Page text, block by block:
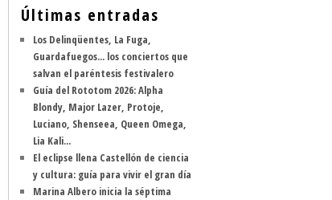
Últimas entradas
Los Delinqüentes, La Fuga,
Guardafuegos... los conciertos que
salvan el paréntesis festivalero
Guía del Rototom 2026: Alpha
Blondy, Major Lazer, Protoje,
Luciano, Shenseea, Queen Omega,
Lia Kali...
El eclipse llena Castellón de ciencia
y cultura: guía para vivir el gran día
Marina Albero inicia la séptima